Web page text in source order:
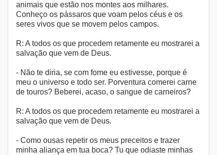
animais que estão nos montes aos milhares.
Conheço os pássaros que voam pelos céus e os
seres vivos que se movem pelos campos.
R: A todos os que procedem retamente eu mostrarei a
salvação que vem de Deus.
- Não te diria, se com fome eu estivesse, porque é
meu o universo e todo ser. Porventura comerei carne
de touros? Beberei, acaso, o sangue de carneiros?
R: A todos os que procedem retamente eu mostrarei a
salvação que vem de Deus.
- Como ousas repetir os meus preceitos e trazer
minha aliança em tua boca? Tu que odiaste minhas